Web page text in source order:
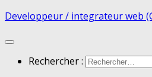
Developpeur / integrateur web
Rechercher :